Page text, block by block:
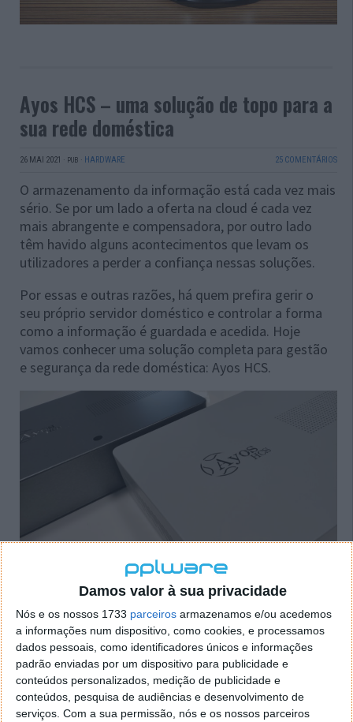
Damos valor à sua privacidade
Nós e os nossos 1733 parceiros armazenamos e/ou acedemos
a informações num dispositivo, como cookies, e processamos
dados pessoais, como identificadores únicos e informações
padrão enviadas por um dispositivo para publicidade e
conteúdos personalizados, medição de publicidade e
conteúdos, pesquisa de audiências e desenvolvimento de
serviços. Com a sua permissão, nós e os nossos parceiros
Ayos HCS – uma solução de topo para a
sua rede doméstica
26 MAI 2021 · PUB · HARDWARE 25 COMENTÁRIOS
O armazenamento da informação está cada vez mais
sério. Se por um lado a oferta na cloud é cada vez
mais abrangente e compensadora, por outro lado
têm havido alguns acontecimentos que levam os
utilizadores a perder a confiança nessas soluções.
Por essas e outras razões, há quem prefira gerir o
seu próprio servidor doméstico e controlar a forma
como a informação é guardada e acedida. Hoje
vamos conhecer uma solução completa para gestão
e segurança da rede doméstica: Ayos HCS.
QNAP Guardian QGD-1600P: O NAS que
também é um poderoso switch
NETWORKING